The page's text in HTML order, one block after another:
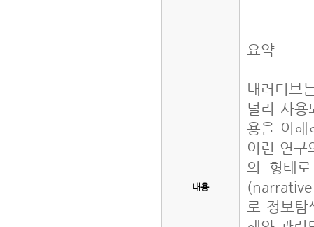
내용
요약
내러티브
널리 사
용을 이해
이런 연구
의 형태
로 정보탐